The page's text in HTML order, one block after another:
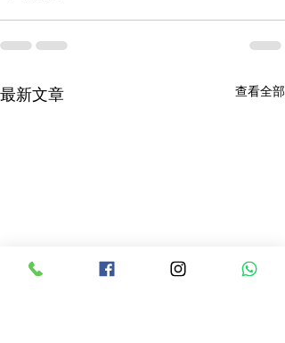
最新文章 查看全部